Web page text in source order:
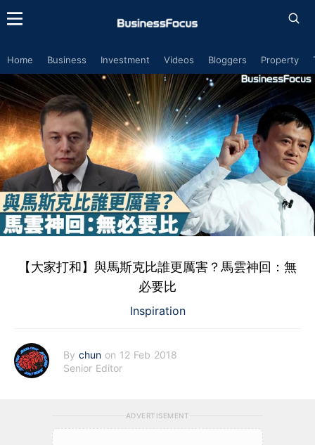
Home Business Investment Videos Bloggers Property
【大家打和】與馬斯克比誰更厲害？馬雲神回：無
必要比
Inspiration
By chun on 12 Feb 2018
Senior Editor
ADVERTISEMENT